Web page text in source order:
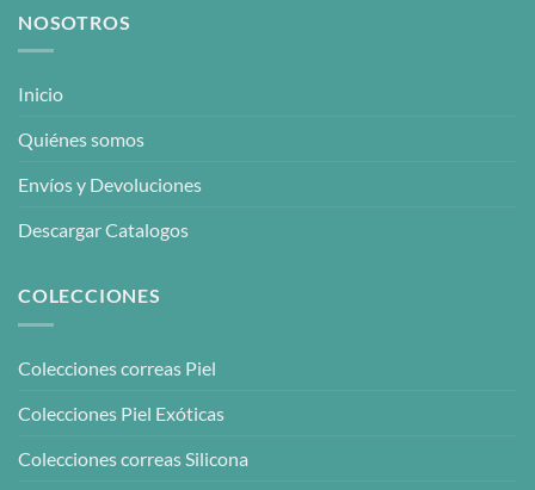
NOSOTROS
Inicio
Quiénes somos
Envíos y Devoluciones
Descargar Catalogos
COLECCIONES
Colecciones correas Piel
Colecciones Piel Exóticas
Colecciones correas Silicona